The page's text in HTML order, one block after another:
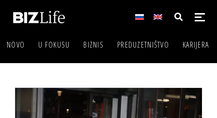
NOVO U FOKUSU BIZNIS PREDUZETNIŠTVO KARIJERA